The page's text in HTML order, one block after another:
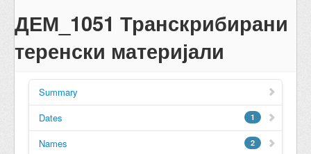
Accessions
Subjects
Classifications
ДЕМ_1051 Транскрибирани
теренски материјали
Summary
Dates
1
Names 2